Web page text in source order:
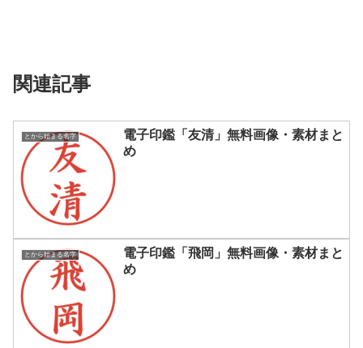
関連記事
とから始まる名字
電子印鑑「友清」無料画像・素材まと
め
とから始まる名字
電子印鑑「飛岡」無料画像・素材まと
め